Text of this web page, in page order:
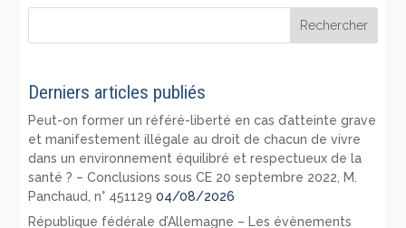
Derniers articles publiés
Peut-on former un référé-liberté en cas d’atteinte grave
et manifestement illégale au droit de chacun de vivre
dans un environnement équilibré et respectueux de la
santé ? – Conclusions sous CE 20 septembre 2022, M.
Panchaud, n° 451129 04/08/2026
République fédérale d’Allemagne – Les évènements